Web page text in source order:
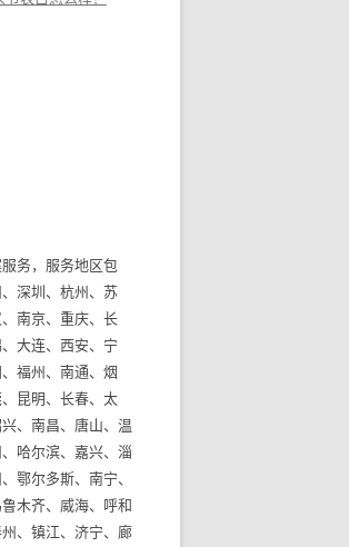
务，服务地区包
深圳、杭州、苏
南京、重庆、长
大连、西安、宁
福州、南通、烟
昆明、长春、太
、南昌、唐山、温
哈尔滨、嘉兴、淄
鄂尔多斯、南宁、
木齐、威海、呼和
、镇江、济宁、廊